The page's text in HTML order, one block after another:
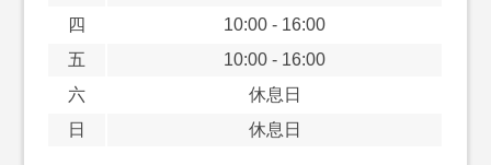
四
10:00 - 16:00
五
10:00 - 16:00
六
休息日
日
休息日